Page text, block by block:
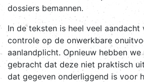
dossiers bemannen.
In de teksten is heel veel
controle op de onwerkbare
aanlandplicht. Opnieuw hebben we
gebracht dat deze niet praktisch
dat gegeven onderliggend is voor